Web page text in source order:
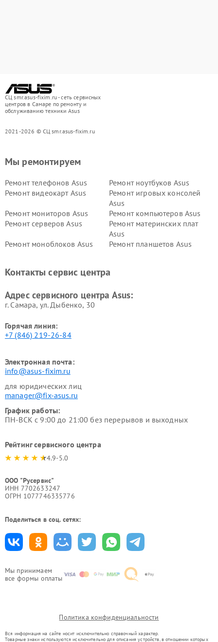
СЦ smr.asus-fixim.ru - сеть сервисных
центров в Самаре по ремонту и
обслуживанию техники Asus
2021-2026 © СЦ smr.asus-fixim.ru
Мы принимаем
все формы оплаты
Мы ремонтируем
Ремонт телефонов Asus
Ремонт ноутбуков Asus
Ремонт видеокарт Asus
Ремонт игровых консолей
Asus
Ремонт мониторов Asus
Ремонт компьютеров Asus
Ремонт серверов Asus
Ремонт материнских плат
Asus
Ремонт моноблоков Asus
Ремонт планшетов Asus
Контакты сервис центра
Адрес сервисного центра Asus:
г. Самара, ул. Дыбенко, 30
Горячая линия:
+7 (846) 219-26-84
Электронная почта:
info@asus-fixim.ru
для юридических лиц
manager@fix-asus.ru
График работы:
ПН-ВСК с 9:00 до 21:00 без перерывов и выходных
Рейтинг сервисного центра
4.9-5.0
ООО "Русервис"
ИНН 7702633247
ОГРН 1077746335776
Поделиться в соц. сетях:
Политика конфиденциальности
Вся информация на сайте носит исключительно справочный характер.
Товарные знаки используются исключительно для описания устройств, в отношении которых